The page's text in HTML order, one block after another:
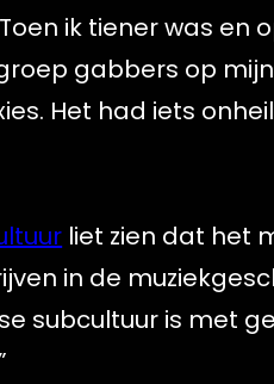
ik tiener was en
gabbers op
Het had iets
liet zien dat het
in de
subcultuur is met